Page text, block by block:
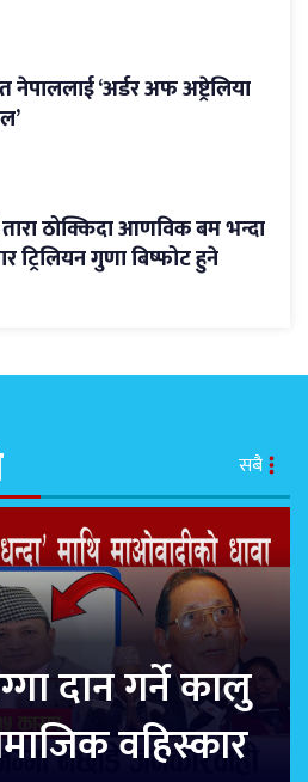
नेपाललाई ‘अर्डर अफ अष्ट्रेलिया
ठोक्किदा आणविक बम भन्दा
ट्रिलियन गुणा बिष्फोट हुने
सबै
दान गर्ने कालु
वहिस्कार